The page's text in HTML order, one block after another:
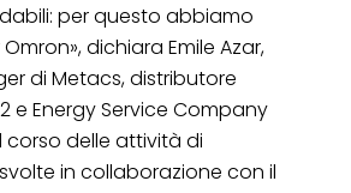
per questo abbiamo
dichiara Emile Azar,
di Metacs, distributore
e Energy Service Company
corso delle attività di
in collaborazione con il